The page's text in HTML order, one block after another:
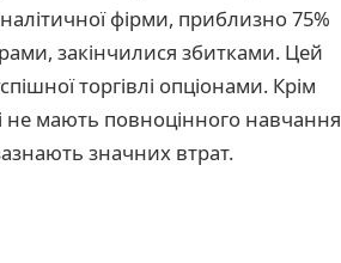
фірми, приблизно 75%
закінчилися збитками. Цей
торгівлі опціонами. Крім
не мають повноцінного навчання
значних втрат.